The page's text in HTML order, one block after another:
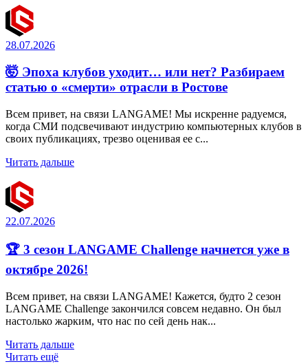
28.07.2026
🤯 Эпоха клубов уходит… или нет? Разбираем
статью о «смерти» отрасли в Ростове
Всем привет, на связи LANGAME! Мы искренне радуемся,
когда СМИ подсвечивают индустрию компьютерных клубов в
своих публикациях, трезво оценивая ее с...
Читать дальше
22.07.2026
🏆 3 сезон LANGAME Challenge начнется уже в
октябре 2026!
Всем привет, на связи LANGAME! Кажется, будто 2 сезон
LANGAME Challenge закончился совсем недавно. Он был
настолько жарким, что нас по сей день нак...
Читать дальше
Читать ещё